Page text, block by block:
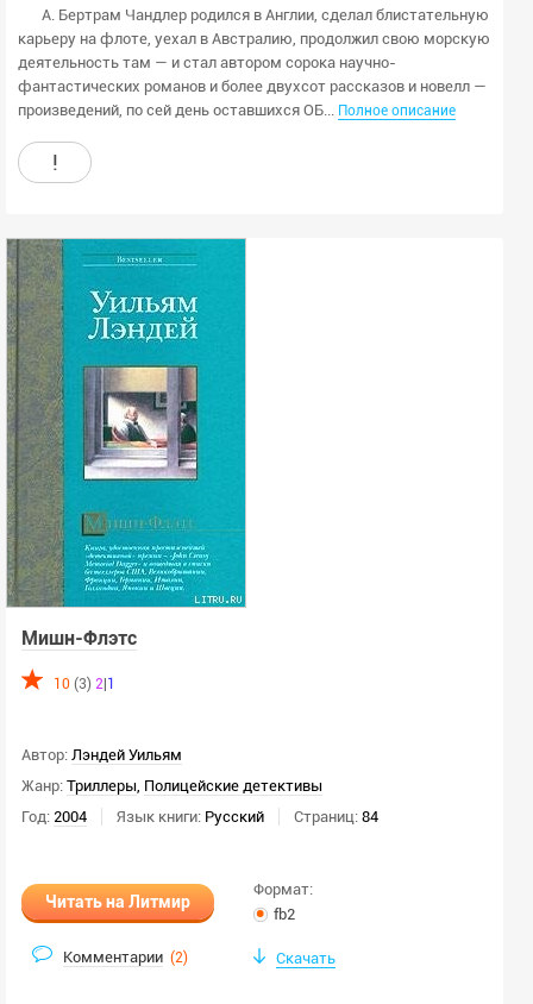
А. Бертрам Чандлер родился в Англии, сделал блистательную
карьеру на флоте, уехал в Австралию, продолжил свою морскую
деятельность там — и стал автором сорока научно-
фантастических романов и более двухсот рассказов и новелл —
произведений, по сей день оставшихся ОБ... Полное описание
!
Мишн-Флэтс
10 (3)2 1
Автор: Лэндей Уильям
Жанр: Триллеры, Полицейские детективы
Год: 2004 Язык книги: Русский Страниц: 84
Читать на Литмир
Комментарии (2)
Формат:
fb2
Скачать